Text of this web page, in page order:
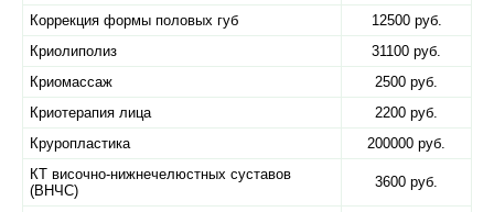
Коррекция формы половых губ
12500 руб.
Криолиполиз
31100 руб.
Криомассаж
2500 руб.
Криотерапия лица
2200 руб.
Круропластика
200000 руб.
КТ височно-нижнечелюстных суставов
(ВНЧС)
3600 руб.